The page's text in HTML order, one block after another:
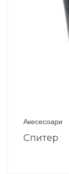
Акесесоари
Спитер